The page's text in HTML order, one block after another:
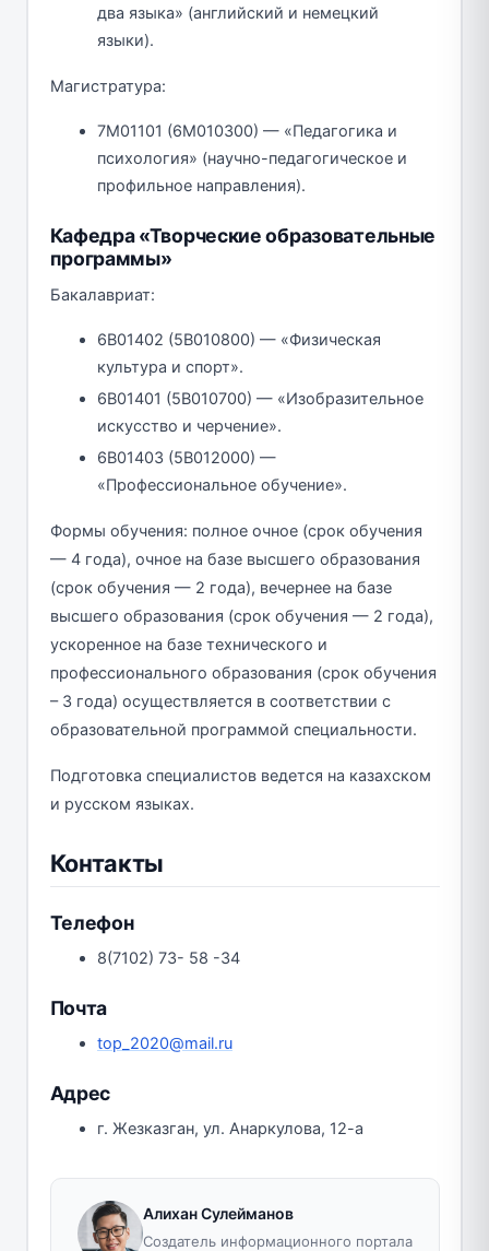
два языка» (английский и немецкий
языки).
Магистратура:
7М01101 (6М010300) — «Педагогика и
психология» (научно-педагогическое и
профильное направления).
Кафедра «Творческие образовательные
программы»
Бакалавриат:
6В01402 (5В010800) — «Физическая
культура и спорт».
6В01401 (5В010700) — «Изобразительное
искусство и черчение».
6В01403 (5В012000) —
«Профессиональное обучение».
Формы обучения: полное очное (срок обучения
— 4 года), очное на базе высшего образования
(срок обучения — 2 года), вечернее на базе
высшего образования (срок обучения — 2 года),
ускоренное на базе технического и
профессионального образования (срок обучения
– 3 года) осуществляется в соответствии с
образовательной программой специальности.
Подготовка специалистов ведется на казахском
и русском языках.
Контакты
Телефон
8(7102) 73- 58 -34
Почта
top_2020@mail.ru
Адрес
г. Жезказган, ул. Анаркулова, 12-а
Алихан Сулейманов
Создатель информационного портала